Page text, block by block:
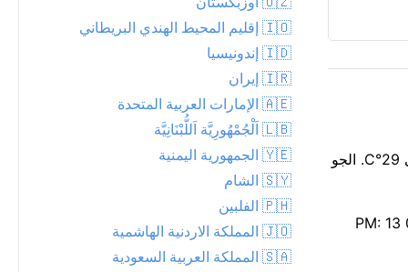
ليلة دافئة بدرجة 26°C في Yangsan الآن، مع صافي. تتطاير بعض السحب عبر سماء الليل. تشعر وكأنها أدفأ قليلاً مما يظهر، أقرب إلى 29°C. الجو
الهواء نقي اليوم — مؤشر وكالة حماية البيئة 1، مع جسيمات PM2.5 منخفضة تبلغ 9. شروق الشمس كان 05:35 AM، والغروب 07:24 PM: 13
🇮🇴 إقليم المحيط الهندي البريطاني
🇮🇩 إندونيسيا
🇮🇷 إيران
🇦🇪 الإمارات العربية المتحدة
🇱🇧 اَلْجُمْهُورِيَّة اَللُّبْنَانِيَّة
🇾🇪 الجمهورية اليمنية
🇸🇾 الشام
🇵🇭 الفلبين
🇯🇴 المملكة الاردنية الهاشمية
🇸🇦 المملكة العربية السعودية